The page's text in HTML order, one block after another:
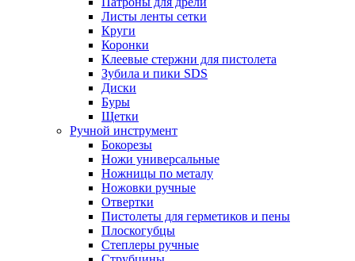
Листы ленты сетки
Круги
Коронки
Клеевые стержни для пистолета
Зубила и пики SDS
Диски
Буры
Щетки
Ручной инструмент
Бокорезы
Ножи универсальные
Ножницы по металу
Ножовки ручные
Отвертки
Пистолеты для герметиков и пены
Плоскогубцы
Степлеры ручные